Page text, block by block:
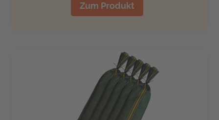
Zum Produkt